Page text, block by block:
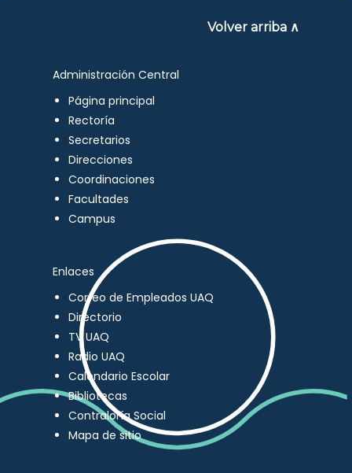
Volver arriba ∧
Administración Central
Página principal
Rectoría
Secretarios
Direcciones
Coordinaciones
Facultades
Campus
Enlaces
Correo de Empleados UAQ
Directorio
TV UAQ
Radio UAQ
Calendario Escolar
Bibliotecas
Contraloría Social
Mapa de sitio